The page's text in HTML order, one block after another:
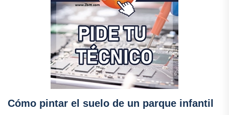
Cómo pintar el suelo de un parque infantil